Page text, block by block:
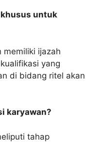
untuk
memiliki ijazah
yang
di bidang ritel akan
karyawan?
tahap